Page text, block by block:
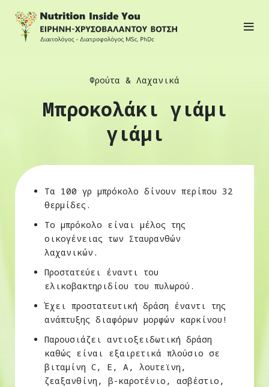
Φρούτα & Λαχανικά
Μπροκολάκι γιάμι
γιάμι
Τα 100 γρ μπρόκολο δίνουν περίπου 32
θερμίδες.
Το μπρόκολο είναι μέλος της
οικογένειας των Σταυρανθών
λαχανικών.
Προστατεύει έναντι του
ελικοβακτηριδίου του πυλωρού.
Έχει προστατευτική δράση έναντι της
ανάπτυξης διαφόρων μορφών καρκίνου!
Παρουσιάζει αντιοξειδωτική δράση
καθώς είναι εξαιρετικά πλούσιο σε
βιταμίνη C, E, Α, λουτεϊνη,
ζεαξανθίνη, β-καροτένιο, ασβέστιο,